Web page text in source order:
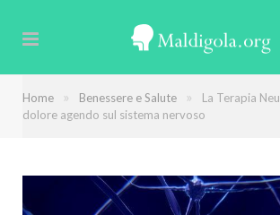
Home » Benessere e Salute »
La Terapia
dolore agendo sul sistema nervoso